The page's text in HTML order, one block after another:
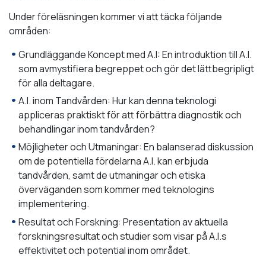
Under föreläsningen kommer vi att täcka följande
områden:
Grundläggande Koncept med A.I: En introduktion till A.I.
som avmystifiera begreppet och gör det lättbegripligt
för alla deltagare.
A.I. inom Tandvården: Hur kan denna teknologi
appliceras praktiskt för att förbättra diagnostik och
behandlingar inom tandvården?
Möjligheter och Utmaningar: En balanserad diskussion
om de potentiella fördelarna A.I. kan erbjuda
tandvården, samt de utmaningar och etiska
överväganden som kommer med teknologins
implementering.
Resultat och Forskning: Presentation av aktuella
forskningsresultat och studier som visar på A.I.s
effektivitet och potential inom området.